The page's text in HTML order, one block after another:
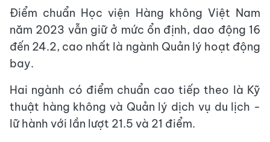
Điểm chuẩn Học viện Hàng không Việt Nam
năm 2023 vẫn giữ ở mức ổn định, dao động 16
đến 24.2, cao nhất là ngành Quản lý hoạt động
bay.
Hai ngành có điểm chuẩn cao tiếp theo là Kỹ
thuật hàng không và Quản lý dịch vụ du lịch -
lữ hành với lần lượt 21.5 và 21 điểm.